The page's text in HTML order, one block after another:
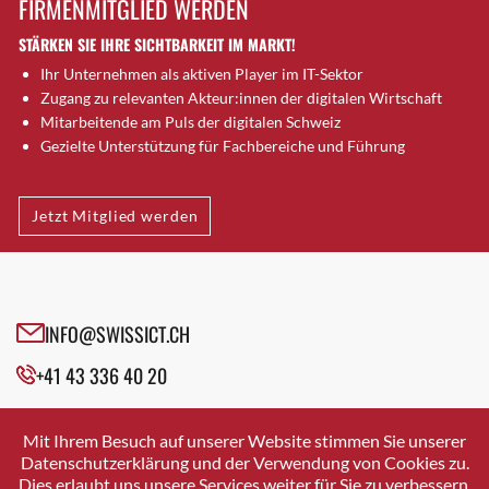
Brugg AG
Brütten
Bubendorf
Bubikon
Buchs (SG)
Bäretswil
Bülach
Cazis
Crissier
Davos Platz
Dierikon
Dietikon
FIRMENMITGLIED WERDEN
STÄRKEN SIE IHRE SICHTBARKEIT IM MARKT!
Ihr Unternehmen als aktiven Player im IT-Sektor
Zugang zu relevanten Akteur:innen der digitalen Wirtschaft
Mitarbeitende am Puls der digitalen Schweiz
Gezielte Unterstützung für Fachbereiche und Führung
Jetzt Mitglied werden
INFO@SWISSICT.CH
+41 43 336 40 20
SWISSICT
VULKANSTRASSE 120
8048 ZURICH
Mit Ihrem Besuch auf unserer Website stimmen Sie unserer
Datenschutzerklärung und der Verwendung von Cookies zu.
Dies erlaubt uns unsere Services weiter für Sie zu verbessern.